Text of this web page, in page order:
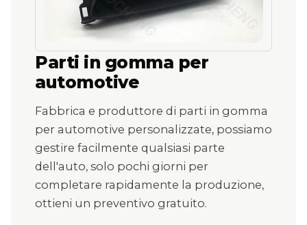
Parti in gomma per
automotive
Fabbrica e produttore di parti in gomma
per automotive personalizzate, possiamo
gestire facilmente qualsiasi parte
dell'auto, solo pochi giorni per
completare rapidamente la produzione,
ottieni un preventivo gratuito.